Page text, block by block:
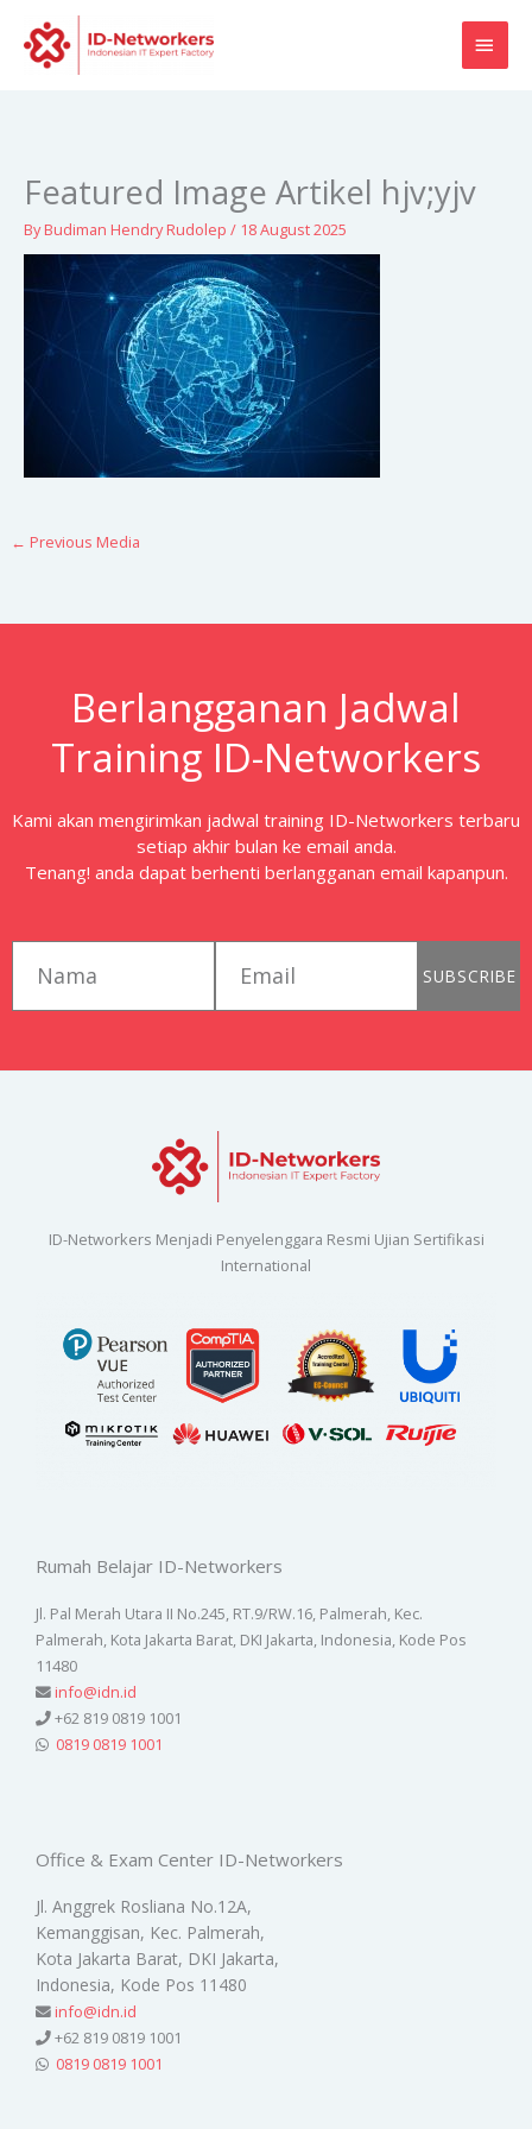
content
Featured Image Artikel hjv;yjv
ByBudiman Hendry Rudolep / 18 August 2025
← Previous Media
Berlangganan Jadwal
Training ID-Networkers
Kami akan mengirimkan jadwal training ID-Networkers terbaru
setiap akhir bulan ke email anda.
Tenang! anda dapat berhenti berlangganan email kapanpun.
SUBSCRIBE
ID-Networkers Menjadi Penyelenggara Resmi Ujian Sertifikasi
International
Rumah Belajar ID-Networkers
Jl. Pal Merah Utara II No.245, RT.9/RW.16, Palmerah, Kec.
Palmerah, Kota Jakarta Barat, DKI Jakarta, Indonesia, Kode Pos
11480
info@idn.id
+62 819 0819 1001
0819 0819 1001
Office & Exam Center ID-Networkers
Jl. Anggrek Rosliana No.12A,
Kemanggisan, Kec. Palmerah,
Kota Jakarta Barat, DKI Jakarta,
Indonesia, Kode Pos 11480
info@idn.id
+62 819 0819 1001
0819 0819 1001